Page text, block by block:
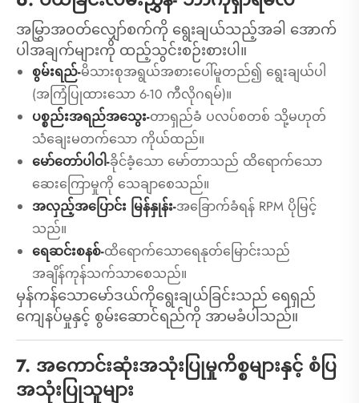
အမြွှာအ၀တ်လျှော်စက်ကို ရွေးချယ်သည့်အခါ အောက်
ပါအချက်များကို ထည့်သွင်းစဉ်းစားပါ။
စွမ်းရည်-မိသားစုအရွယ်အစားပေါ်မူတည်၍ ရွေးချယ်ပါ
(အကြံပြုထားသော 6-10 ကီလိုဂရမ်)။
ပစ္စည်းအရည်အသွေး-တာရှည်ခံ ပလပ်စတစ် သို့မဟုတ်
သံချေးမတက်သော ကိုယ်ထည်။
မော်တော်ပါဝါ-ခိုင်ခံ့သော မော်တာသည် ထိရောက်သော
ဆေးကြောမှုကို သေချာစေသည်။
အလှည့်အပြောင်း မြန်နှုန်း-အခြောက်ခံရန် RPM ပိုမြင့်
သည်။
ရေဆင်းစနစ်-ထိရောက်သောရေနုတ်မြောင်းသည်
အချိန်ကုန်သက်သာစေသည်။
မှန်ကန်သောမော်ဒယ်ကိုရွေးချယ်ခြင်းသည် ရေရှည်
ကျေနပ်မှုနှင့် စွမ်းဆောင်ရည်ကို အာမခံပါသည်။
7. အကောင်းဆုံးအသုံးပြုမှုကိစ္စများနှင့် စံပြ
အသုံးပြုသူများ